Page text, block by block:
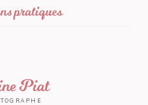
pratiques
Piat